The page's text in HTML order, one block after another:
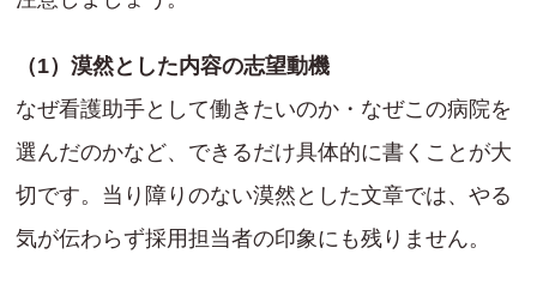
（1）漠然とした内容の志望動機
なぜ看護助手として働きたいのか・なぜこの病院を
選んだのかなど、できるだけ具体的に書くことが大
切です。当り障りのない漠然とした文章では、やる
気が伝わらず採用担当者の印象にも残りません。